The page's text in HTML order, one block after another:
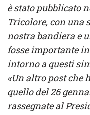
è stato pubblicato
Tricolore, con una
nostra bandiera e
fosse importante
intorno a questi
«Un altro post che
quello del 26
rassegnate al